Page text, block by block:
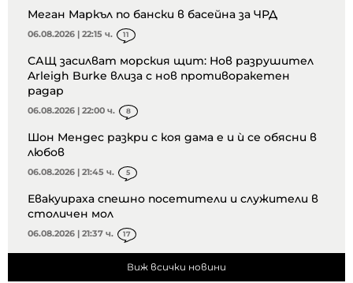
Меган Маркъл по бански в басейна за ЧРД
06.08.2026 | 22:15 ч. 11
САЩ засилват морския щит: Нов разрушител
Arleigh Burke влиза с нов противоракетен
радар
06.08.2026 | 22:00 ч. 8
Шон Мендес разкри с коя дама е и ѝ се обясни в
любов
06.08.2026 | 21:45 ч. 5
Евакуираха спешно посетители и служители в
столичен мол
06.08.2026 | 21:37 ч. 17
Виж всички новини